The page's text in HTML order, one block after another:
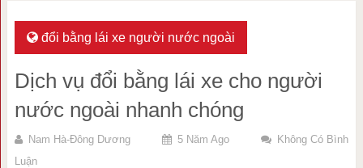
đổi bằng lái xe người nước ngoài
Dịch vụ đổi bằng lái xe cho người
nước ngoài nhanh chóng
Nam Hà-Đông Dương 5 Năm Ago
Không Có Bình
Luận